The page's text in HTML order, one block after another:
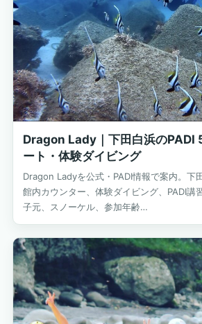
Dragon Lady｜下田白浜のPADI
ート・体験ダイビング
Dragon Ladyを公式・PADI情報で案内。下
館内カウンター、体験ダイビング、PADI講
子元、スノーケル、参加年齢…